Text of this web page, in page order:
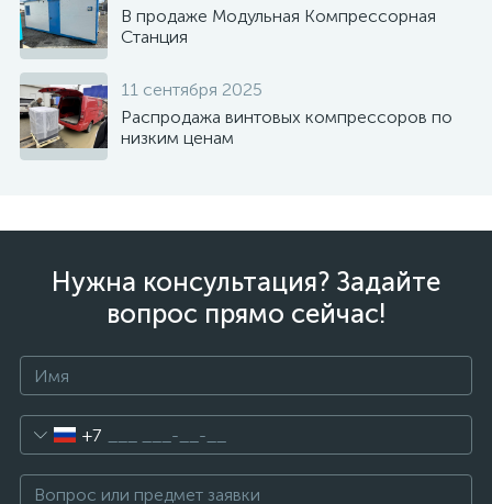
В продаже Модульная Компрессорная
Станция
11 сентября 2025
Распродажа винтовых компрессоров по
низким ценам
Нужна консультация? Задайте
вопрос прямо сейчас!
+7